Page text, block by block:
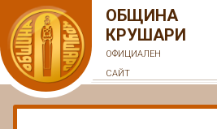
ОБЩИНА
КРУШАРИ
ОФИЦИАЛЕН
САЙТ